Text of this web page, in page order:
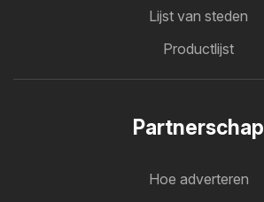
Lijst van steden
Productlijst
Partnerschap
Hoe adverteren